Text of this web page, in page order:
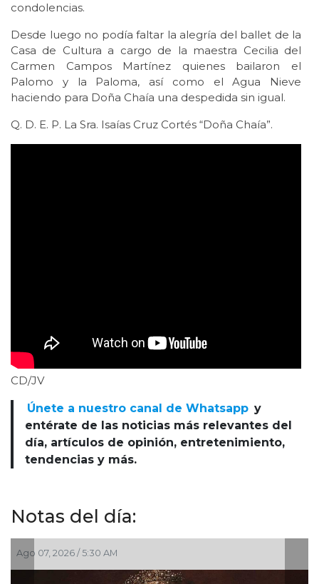
condolencias.
Desde luego no podía faltar la alegría del ballet de la
Casa de Cultura a cargo de la maestra Cecilia del
Carmen Campos Martínez quienes bailaron el
Palomo y la Paloma, así como el Agua Nieve
haciendo para Doña Chaía una despedida sin igual.
Q. D. E. P. La Sra. Isaías Cruz Cortés “Doña Chaía”.
CD/JV
Únete a nuestro canal de Whatsapp y
entérate de las noticias más relevantes del
día, artículos de opinión, entretenimiento,
tendencias y más.
Notas del día:
2026 / 5:30 AM